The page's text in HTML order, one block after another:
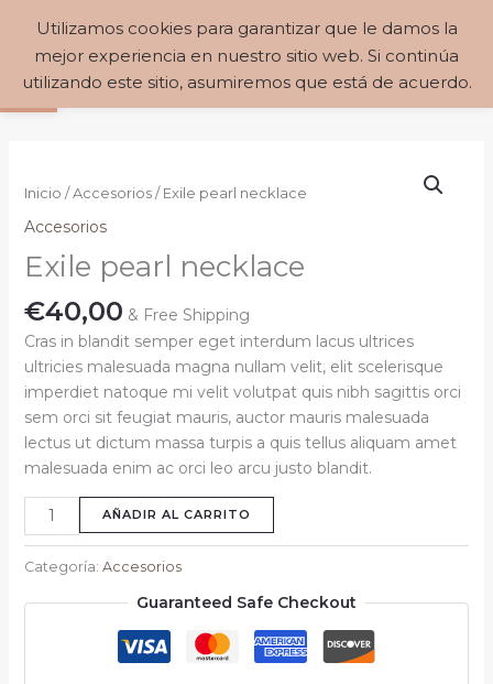
Abrir barra de herramientas
contenido
MAIN
MENU
Buscar €0,00
Inicio /Accesorios/ Exile pearl necklace
Accesorios
Exile pearl necklace
€40,00 & Free Shipping
Cras in blandit semper eget interdum lacus ultrices
ultricies malesuada magna nullam velit, elit scelerisque
imperdiet natoque mi velit volutpat quis nibh sagittis orci
sem orci sit feugiat mauris, auctor mauris malesuada
lectus ut dictum massa turpis a quis tellus aliquam amet
malesuada enim ac orci leo arcu justo blandit.
pearl
cantidad
AÑADIR AL CARRITO
Categoría: Accesorios
Guaranteed Safe Checkout
Utilizamos cookies para garantizar que le damos la
mejor experiencia en nuestro sitio web. Si continúa
utilizando este sitio, asumiremos que está de acuerdo.